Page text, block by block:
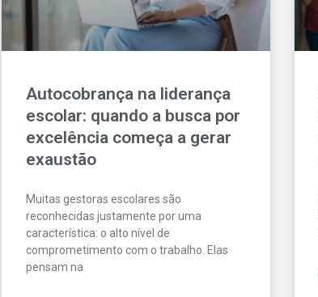
Autocobrança na liderança
escolar: quando a busca por
excelência começa a gerar
exaustão
Muitas gestoras escolares são
reconhecidas justamente por uma
característica: o alto nível de
comprometimento com o trabalho. Elas
pensam na